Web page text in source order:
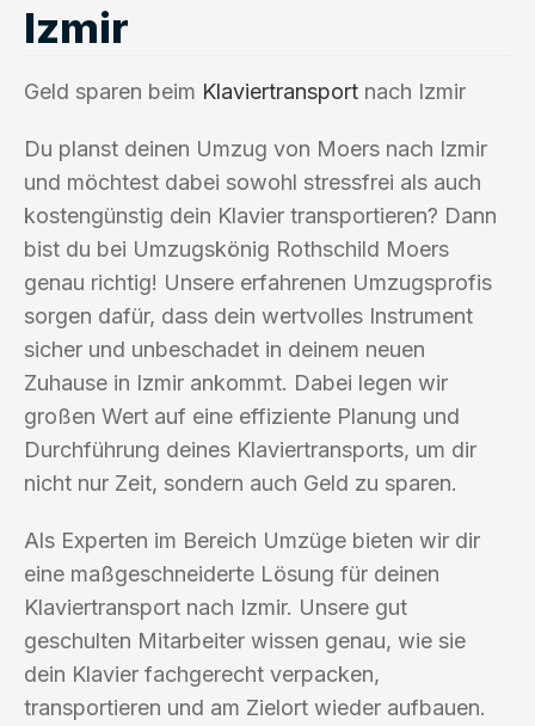
Izmir
Geld sparen beim Klaviertransport nach Izmir
Du planst deinen Umzug von Moers nach Izmir
und möchtest dabei sowohl stressfrei als auch
kostengünstig dein Klavier transportieren? Dann
bist du bei Umzugskönig Rothschild Moers
genau richtig! Unsere erfahrenen Umzugsprofis
sorgen dafür, dass dein wertvolles Instrument
sicher und unbeschadet in deinem neuen
Zuhause in Izmir ankommt. Dabei legen wir
großen Wert auf eine effiziente Planung und
Durchführung deines Klaviertransports, um dir
nicht nur Zeit, sondern auch Geld zu sparen.
Als Experten im Bereich Umzüge bieten wir dir
eine maßgeschneiderte Lösung für deinen
Klaviertransport nach Izmir. Unsere gut
geschulten Mitarbeiter wissen genau, wie sie
dein Klavier fachgerecht verpacken,
transportieren und am Zielort wieder aufbauen.